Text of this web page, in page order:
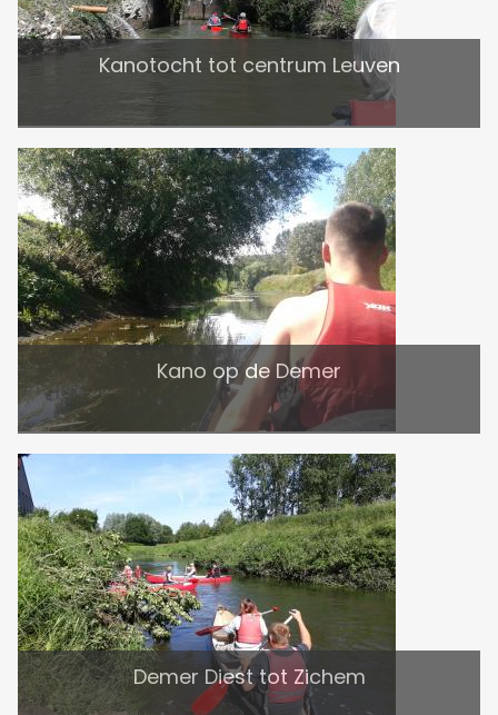
Kanotocht tot centrum Leuven
Kano op de Demer
Demer Diest tot Zichem